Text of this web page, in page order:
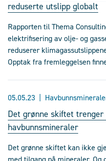
reduserte utslipp globalt
Rapporten til Thema
elektrifisering av olje- og
reduserer
Opptak fra fremleggelsen
05.05.23
Det grønne skiftet trenger
havbunnsmineraler
Det grønne skiftet kan ikke